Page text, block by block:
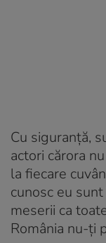
Cu siguranță,
actori cărora
la fiecare
cunosc eu
meserii ca
România nu-ți